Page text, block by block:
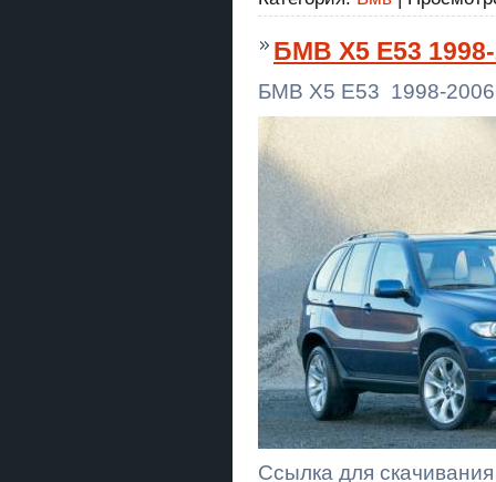
БМВ Х5 Е53 1998-
БМВ Х5 Е53 1998-
Ссылка для скачивания